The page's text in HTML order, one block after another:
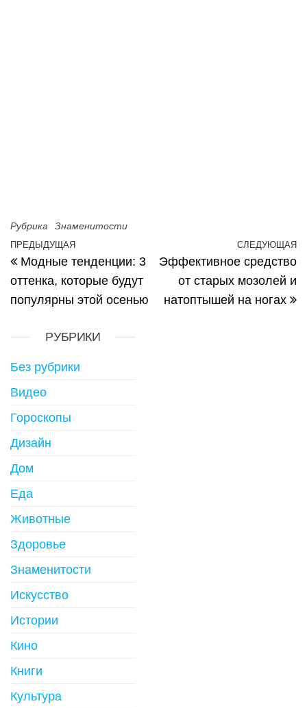
Рубрика Знаменитости
Навигация по записям
Предыдущая запись
ПРЕДЫДУЩАЯ
Модные тенденции: 3
оттенка, которые будут
популярны этой осенью
СЛЕДУЮЩАЯ
Эффективное средство
от старых мозолей и
натоптышей на ногах
РУБРИКИ
Без рубрики
Видео
Гороскопы
Дизайн
Дом
Еда
Животные
Здоровье
Знаменитости
Искусство
Истории
Кино
Книги
Культура